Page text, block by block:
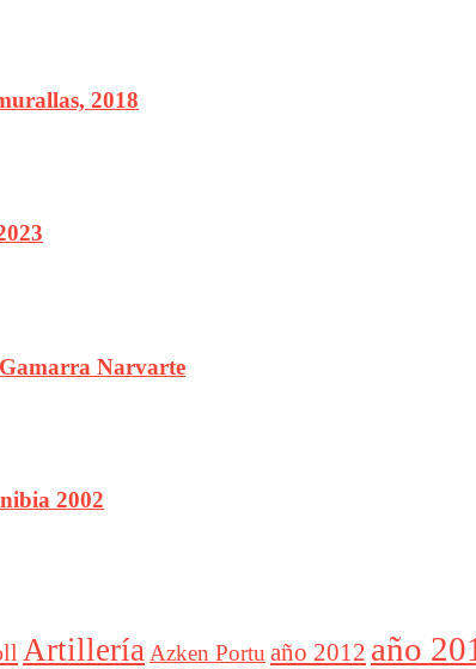
2018
Narvarte
2002
ArtilleríaAzken Portu año 2012 año